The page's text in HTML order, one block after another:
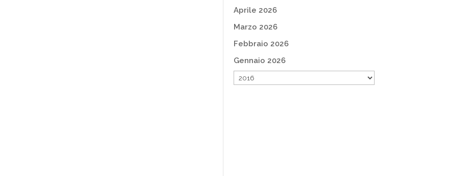
Aprile 2026
Marzo 2026
Febbraio 2026
Gennaio 2026